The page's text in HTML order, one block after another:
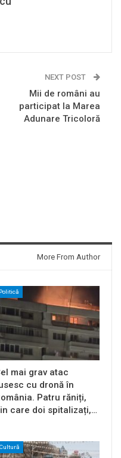
NEXT POST
Mii de români au
participat la Marea
Adunare Tricoloră
More From Author
Politică
mai grav atac
cu dronă în
Patru răniți,
care doi spitalizați,…
Cultură